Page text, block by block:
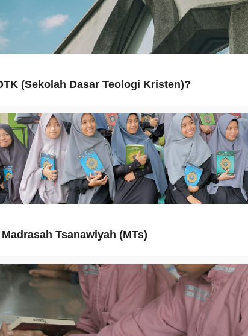
(Sekolah Dasar Teologi Kristen)?
Tsanawiyah (MTs)